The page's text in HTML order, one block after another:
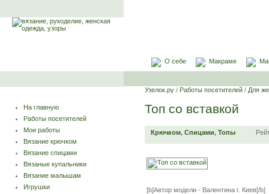
О себе Макраме
На главную
Работы посетителей
Мои работы
Вязание крючком
Вязание спицами
Вязаные купальники
Вязание малышам
Игрушки
Узелок.ру / Работы посетителей / Для
Топ со вставкой
Крючком, Спицами, Топы
[b]Автор модели - Валентина г. Киев[/b]